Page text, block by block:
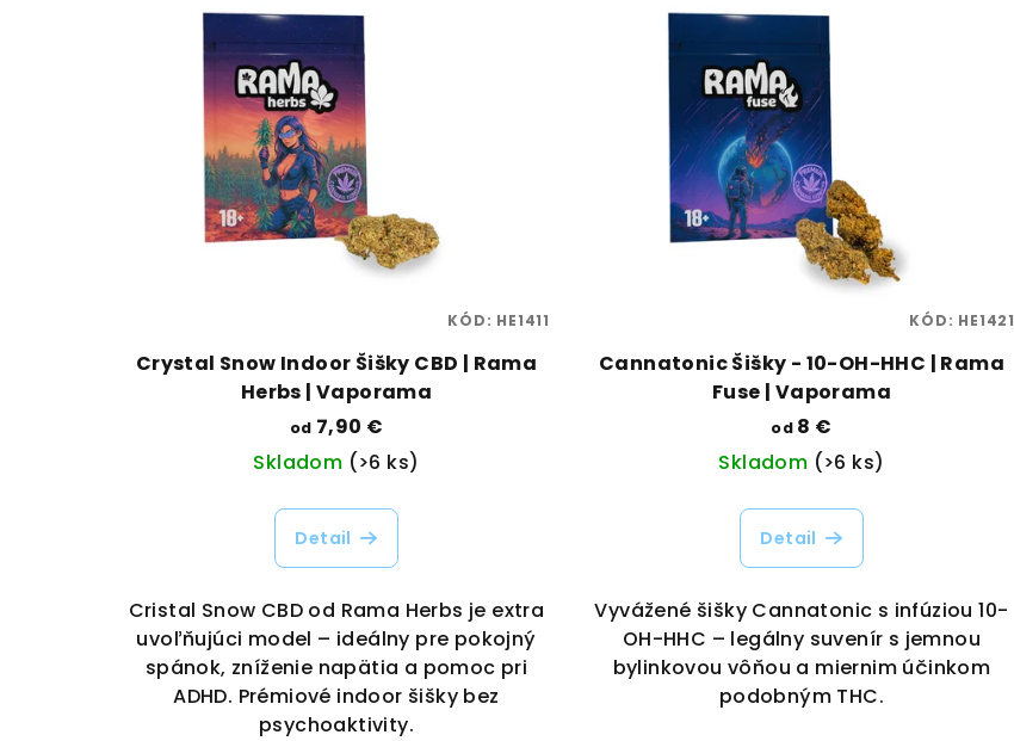
Crystal Snow Indoor Šišky CBD | Rama
Herbs | Vaporama
od 7,90 €
Skladom (>6 ks)
Detail
Cristal Snow CBD od Rama Herbs je extra
uvoľňujúci model – ideálny pre pokojný
spánok, zníženie napätia a pomoc pri
ADHD. Prémiové indoor šišky bez
psychoaktivity.
KÓD: HE1411
Cannatonic Šišky - 10-OH-HHC | Rama
Fuse | Vaporama
od 8 €
Skladom (>6 ks)
Detail
Vyvážené šišky Cannatonic s infúziou 10-
OH-HHC – legálny suvenír s jemnou
bylinkovou vôňou a miernim účinkom
podobným THC.
KÓD: HE1421